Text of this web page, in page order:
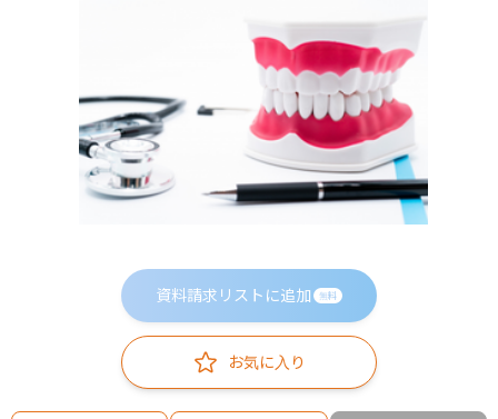
資料請求リストに追加 無料
お気に入り